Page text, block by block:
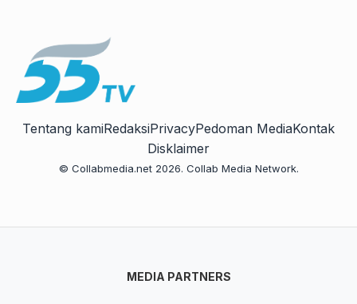
Tentang kamiRedaksiPrivacyPedoman MediaKontak
Disklaimer
© Collabmedia.net 2026. Collab Media Network.
MEDIA PARTNERS